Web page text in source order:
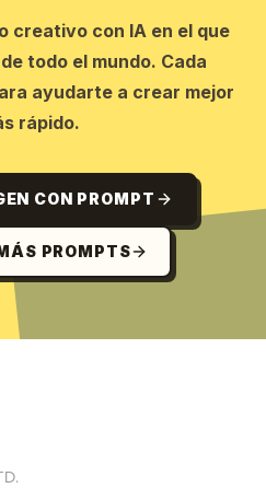
creativo con IA en el que
todo el mundo. Cada
ayudarte a crear mejor
rápido.
CON PROMPT
PROMPTS